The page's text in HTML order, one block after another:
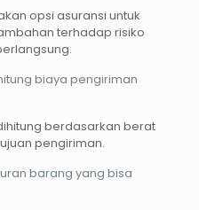
opsi asuransi untuk
terhadap risiko
biaya pengiriman
berdasarkan berat
pengiriman.
barang yang bisa